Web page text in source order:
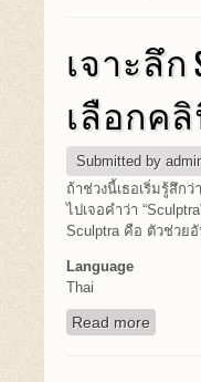
เจาะลึก
เลือกค
Submitted by
ถ้าช่วงนี้เธอเริ่มรู้สึก
ไปเจอคำว่า
Sculptra คือ ตัวช่วย
Language
Thai
Read more